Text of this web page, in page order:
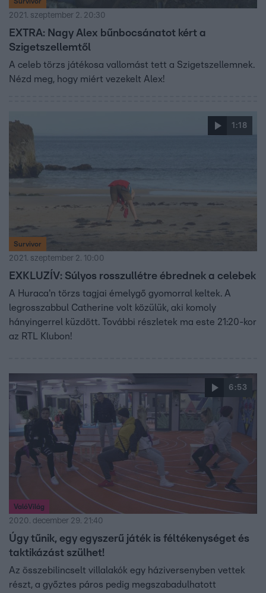
2021. szeptember 2. 20:30
EXTRA: Nagy Alex bűnbocsánatot kért a
Szigetszellemtől
A celeb törzs játékosa vallomást tett a Szigetszellemnek.
Nézd meg, hogy miért vezekelt Alex!
1:18
Survivor
2021. szeptember 2. 10:00
EXKLUZÍV: Súlyos rosszullétre ébrednek a celebek
A Huraca'n törzs tagjai émelygő gyomorral keltek. A
legrosszabbul Catherine volt közülük, aki komoly
hányingerrel küzdött. További részletek ma este 21:20-kor
az RTL Klubon!
6:53
ValóVilág
2020. december 29. 21:40
Úgy tűnik, egy egyszerű játék is féltékenységet és
taktikázást szülhet!
Az összebilincselt villalakók egy háziversenyben vettek
részt, a győztes páros pedig megszabadulhatott